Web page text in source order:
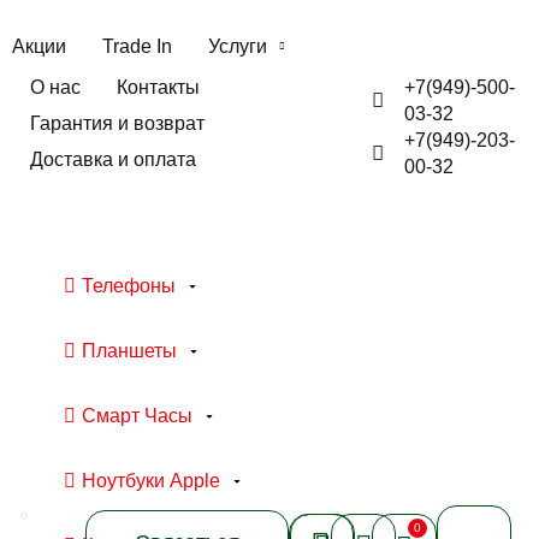
Акции Trade In
Услуги
О нас
Контакты
Гарантия и возврат
Доставка и оплата
+7(949)-500-
03-32
+7(949)-203-
00-32
Телефоны
Планшеты
Смарт Часы
Ноутбуки Apple
0